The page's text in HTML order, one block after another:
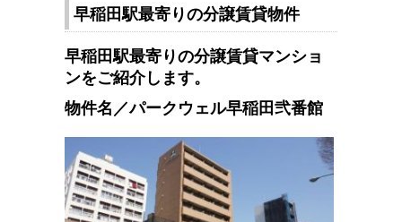
早稲田駅最寄りの分譲賃貸物件
早稲田駅最寄りの分譲賃貸マンショ
ンをご紹介します。
物件名／パークウェル早稲田弐番館